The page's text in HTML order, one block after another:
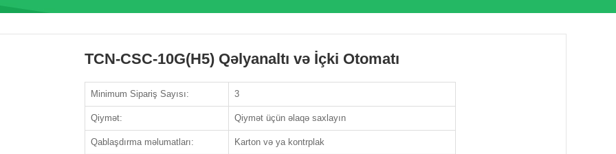
TCN-CSC-10G(H5) Qəlyanaltı və İçki Otomatı
Minimum Sipariş Sayısı: 3
Qiymət: Qiymət üçün əlaqə saxlayın
Qablaşdırma məlumatları: Karton və ya kontrplak